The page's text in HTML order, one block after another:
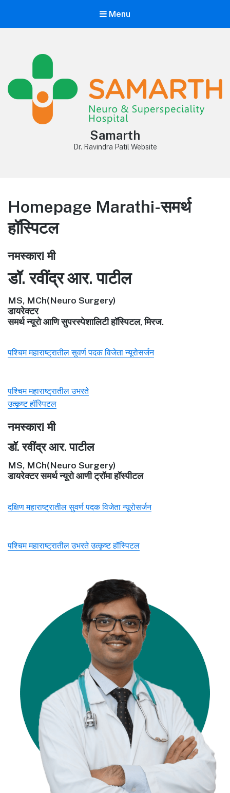
Menu
Samarth
Dr. Ravindra Patil Website
Homepage Marathi-समर्थ
हॉस्पिटल
नमस्कार! मी
डॉ. रवींद्र आर. पाटील
MS, MCh(Neuro Surgery)
डायरेक्टर
समर्थ न्यूरो आणि सुपरस्पेशालिटी हॉस्पिटल, मिरज.
पश्चिम महाराष्ट्रातील सुवर्ण पदक विजेता न्यूरोसर्जन
पश्चिम महाराष्ट्रातील उभरते
उत्कृष्ट हॉस्पिटल
नमस्कार! मी
डॉ. रवींद्र आर. पाटील
MS, MCh(Neuro Surgery)
डायरेक्टर समर्थ न्यूरो आणी ट्रॉमा हॉस्पीटल
दक्षिण महाराष्ट्रातील सुवर्ण पदक विजेता न्यूरोसर्जन
पश्चिम महाराष्ट्रातील उभरते उत्कृष्ट हॉस्पिटल